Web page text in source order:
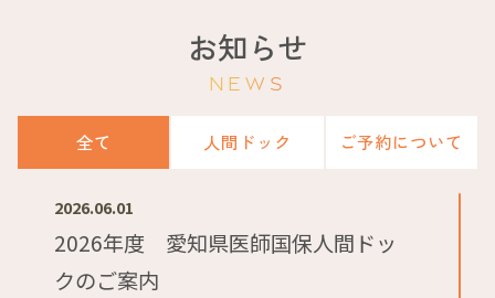
お知らせ
NEWS
全て
2026.06.01
2026年度 愛知県医師国保人間ドッ
クのご案内
人間ドック ご予約について